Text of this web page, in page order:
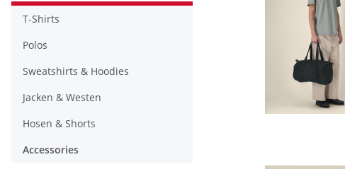
T-Shirts
Polos
Sweatshirts & Hoodies
Jacken & Westen
Hosen & Shorts
Accessories